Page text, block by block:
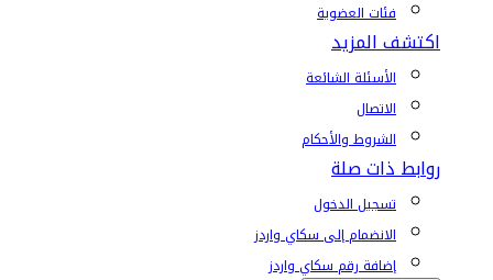
فئات العضوية
اكتشف المزيد
الأسئلة الشائعة
الاتصال
الشروط والأحكام
روابط ذات صلة
تسجيل الدخول
الانضمام إلى سكاي واردز
إضافة رقم سكاي واردز